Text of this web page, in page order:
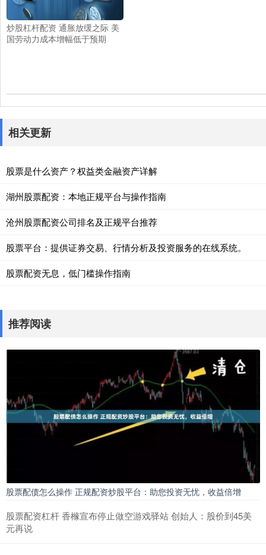
炒股杠杆配资 通胀放缓之际 美
国劳动力成本增幅低于预期
相关更新
股票是什么资产？权益类金融资产详解
湖州股票配资：本地正规平台与操作指南
沧州股票配资公司排名及正规平台推荐
股票平台：提供证券交易、行情分析及投资服务的在线系统。
股票配资无息，低门槛操作指南
推荐阅读
股票配债怎么操作 正规配资炒股平台：助您投资无忧，收益倍增
股票配资杠杆 香橼宣布停止做空游戏驿站 创始人：股价到45美
元再说